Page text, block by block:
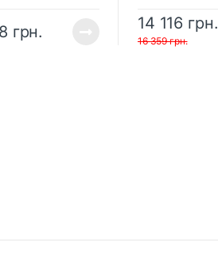
грн. 14 116 грн.
16 359грн.